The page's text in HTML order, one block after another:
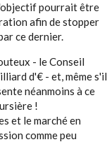
pourrait être
afin de stopper
ce dernier.
- le Conseil
d'€ - et, même s'il
néanmoins à ce
!
et le marché en
comme peu